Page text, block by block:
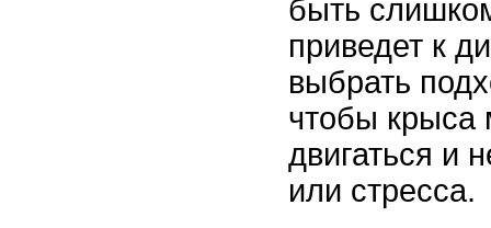
быть
приведет к
выбрать
чтобы крыса
двигаться и
или стресса.